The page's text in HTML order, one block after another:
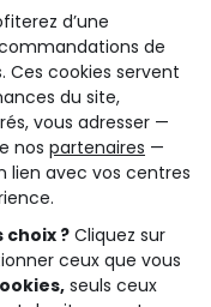
d’une
de
Ces cookies servent
du site,
vous adresser —
nos partenaires —
lien avec vos centres
? Cliquez sur
ceux que vous
seuls ceux